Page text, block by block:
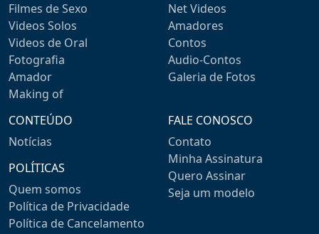
Filmes de Sexo
Videos Solos
Videos de Oral
Fotografia
Amador
Making of
Net Videos
Amadores
Contos
Audio-Contos
Galeria de Fotos
CONTEÚDO
Notícias
POLÍTICAS
Quem somos
Política de Privacidade
Política de Cancelamento
FALE CONOSCO
Contato
Minha Assinatura
Quero Assinar
Seja um modelo